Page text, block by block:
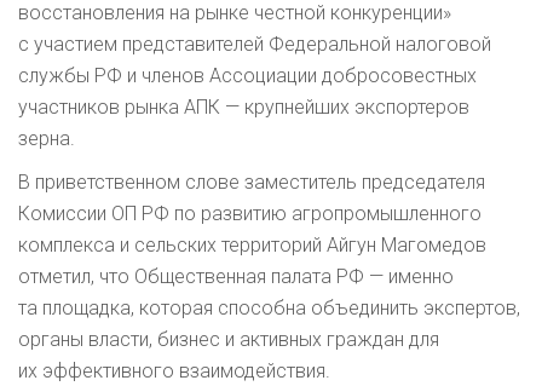
восстановления на рынке честной конкуренции»
с участием представителей Федеральной налоговой
службы РФ и членов Ассоциации добросовестных
участников рынка АПК — крупнейших экспортеров
зерна.
В приветственном слове заместитель председателя
Комиссии ОП РФ по развитию агропромышленного
комплекса и сельских территорий Айгун Магомедов
отметил, что Общественная палата РФ — именно
та площадка, которая способна объединить экспертов,
органы власти, бизнес и активных граждан для
их эффективного взаимодействия.